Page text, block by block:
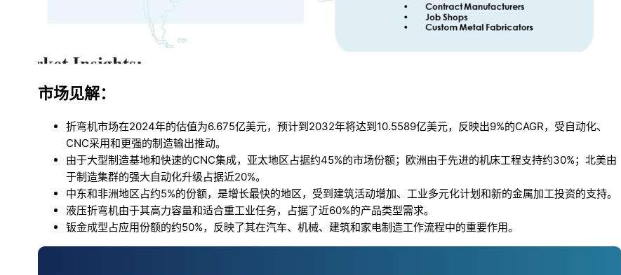
市场见解：
折弯机市场在2024年的估值为6.675亿美元，预计到2032年将达到10.5589亿美元，反映出9%的CAGR，受自动化、
CNC采用和更强的制造输出推动。
由于大型制造基地和快速的CNC集成，亚太地区占据约45%的市场份额；欧洲由于先进的机床工程支持约30%；北美由
于制造集群的强大自动化升级占据近20%。
中东和非洲地区占约5%的份额，是增长最快的地区，受到建筑活动增加、工业多元化计划和新的金属加工投资的支持。
液压折弯机由于其高力容量和适合重工业任务，占据了近60%的产品类型需求。
钣金成型占应用份额的约50%，反映了其在汽车、机械、建筑和家电制造工作流程中的重要作用。